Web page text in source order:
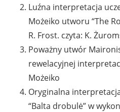
Luźna interpretacja
Możeiko utworu “The
R. Frost. czyta: K.
Poważny utwór
rewelacyjnej
Możeiko
Oryginalna
“Balta drobulė” w